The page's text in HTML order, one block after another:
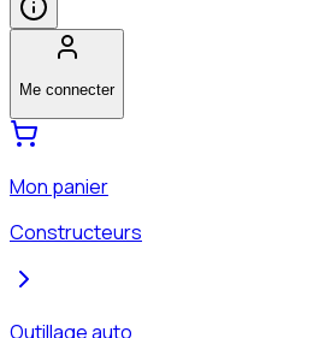
Me connecter
Mon panier
Constructeurs
Outillage auto